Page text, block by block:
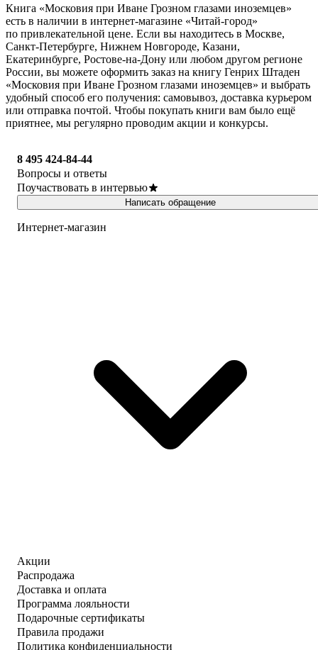
Книга «Московия при Иване Грозном глазами иноземцев»
есть в наличии в интернет-магазине «Читай-город»
по привлекательной цене. Если вы находитесь в Москве,
Санкт-Петербурге, Нижнем Новгороде, Казани,
Екатеринбурге, Ростове-на-Дону или любом другом регионе
России, вы можете оформить заказ на книгу Генрих Штаден
«Московия при Иване Грозном глазами иноземцев» и выбрать
удобный способ его получения: самовывоз, доставка курьером
или отправка почтой. Чтобы покупать книги вам было ещё
приятнее, мы регулярно проводим акции и конкурсы.
8 495 424-84-44
Вопросы и ответы
Поучаствовать в интервью
Написать обращение
Интернет-магазин
Акции
Распродажа
Доставка и оплата
Программа лояльности
Подарочные сертификаты
Правила продажи
Политика конфиденциальности